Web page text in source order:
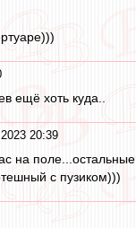
ещё хоть куда..
20:39
на поле...остальные
с пузиком)))